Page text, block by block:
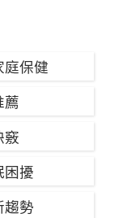
庭保健
薦
竅
困擾
趨勢